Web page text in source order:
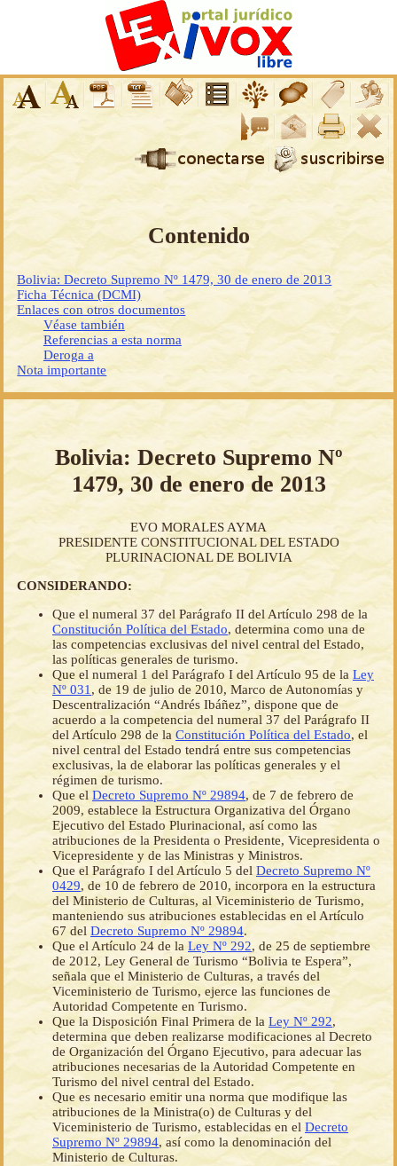
Contenido
Bolivia: Decreto Supremo Nº 1479, 30 de enero de 2013
Ficha Técnica (DCMI)
Enlaces con otros documentos
Véase también
Referencias a esta norma
Deroga a
Nota importante
Bolivia: Decreto Supremo Nº
1479, 30 de enero de 2013
EVO MORALES AYMA
PRESIDENTE CONSTITUCIONAL DEL ESTADO
PLURINACIONAL DE BOLIVIA
CONSIDERANDO:
Que el numeral 37 del Parágrafo II del Artículo 298 de la
Constitución Política del Estado, determina como una de
las competencias exclusivas del nivel central del Estado,
las políticas generales de turismo.
Que el numeral 1 del Parágrafo I del Artículo 95 de la Ley
Nº 031 , de 19 de julio de 2010, Marco de Autonomías y
Descentralización “Andrés Ibáñez”, dispone que de
acuerdo a la competencia del numeral 37 del Parágrafo II
del Artículo 298 de la Constitución Política del Estado, el
nivel central del Estado tendrá entre sus competencias
exclusivas, la de elaborar las políticas generales y el
régimen de turismo.
Que elDecreto Supremo Nº 29894, de 7 de febrero de
2009, establece la Estructura Organizativa del Órgano
Ejecutivo del Estado Plurinacional, así como las
atribuciones de la Presidenta o Presidente, Vicepresidenta o
Vicepresidente y de las Ministras y Ministros.
Que el Parágrafo I del Artículo 5 del Decreto Supremo Nº
0429, de 10 de febrero de 2010, incorpora en la estructura
del Ministerio de Culturas, al Viceministerio de Turismo,
manteniendo sus atribuciones establecidas en el Artículo
67 del Decreto Supremo Nº 29894.
Que el Artículo 24 de la Ley Nº 292, de 25 de septiembre
de 2012, Ley General de Turismo “Bolivia te Espera”,
señala que el Ministerio de Culturas, a través del
Viceministerio de Turismo, ejerce las funciones de
Autoridad Competente en Turismo.
Que la Disposición Final Primera de la Ley Nº 292,
determina que deben realizarse modificaciones al Decreto
de Organización del Órgano Ejecutivo, para adecuar las
atribuciones necesarias de la Autoridad Competente en
Turismo del nivel central del Estado.
Que es necesario emitir una norma que modifique las
atribuciones de la Ministra(o) de Culturas y del
Viceministerio de Turismo, establecidas en el Decreto
Supremo Nº 29894, así como la denominación del
Ministerio de Culturas.